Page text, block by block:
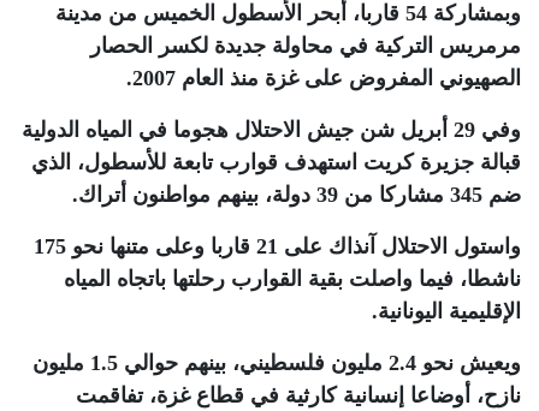
وبمشاركة 54 قاربا، أبحر الأسطول الخميس من مدينة
مرمريس التركية في محاولة جديدة لكسر الحصار
الصهيوني المفروض على غزة منذ العام 2007
.
وفي 29 أبريل شن جيش الاحتلال هجوما في المياه الدولية
قبالة جزيرة كريت استهدف قوارب تابعة للأسطول، الذي
ضم 345 مشاركا من 39 دولة، بينهم مواطنون أتراك
.
واستول الاحتلال آنذاك على 21 قاربا وعلى متنها نحو 175
ناشطا، فيما واصلت بقية القوارب رحلتها باتجاه المياه
الإقليمية اليونانية.
ويعيش نحو 2.4 مليون فلسطيني، بينهم حوالي 1.5 مليون
نازح، أوضاعا إنسانية كارثية في قطاع غزة، تفاقمت